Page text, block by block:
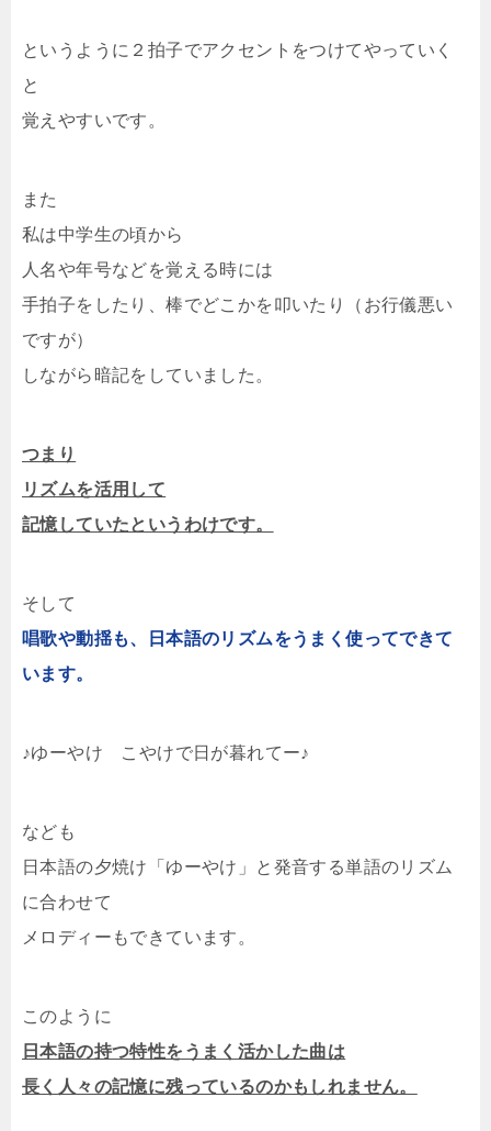
というように２拍子でアクセントをつけてやっていく
と
覚えやすいです。
また
私は中学生の頃から
人名や年号などを覚える時には
手拍子をしたり、棒でどこかを叩いたり（お行儀悪い
ですが）
しながら暗記をしていました。
つまり
リズムを活用して
記憶していたというわけです。
そして
唱歌や動揺も、日本語のリズムをうまく使ってできて
います。
♪ゆーやけ こやけで日が暮れてー♪
なども
日本語の夕焼け「ゆーやけ」と発音する単語のリズム
に合わせて
メロディーもできています。
このように
日本語の持つ特性をうまく活かした曲は
長く人々の記憶に残っているのかもしれません。